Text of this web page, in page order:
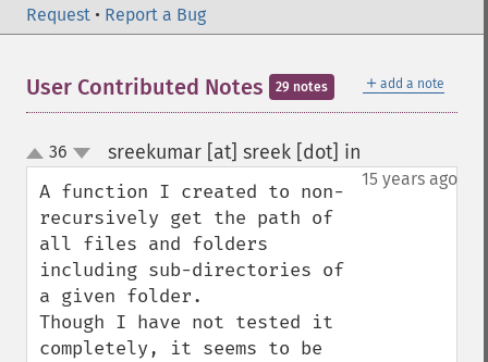
Request • Report a Bug
＋ add a note
User Contributed Notes 29 notes
up
down
36 sreekumar [at] sreek [dot] in
15 years ago
A function I created to non-
recursively get the path of
all files and folders
including sub-directories of
a given folder.
Though I have not tested it
completely, it seems to be